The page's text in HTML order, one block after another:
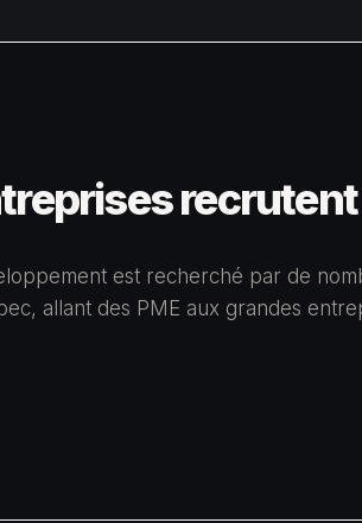
est recherché par de
allant des PME aux grandes